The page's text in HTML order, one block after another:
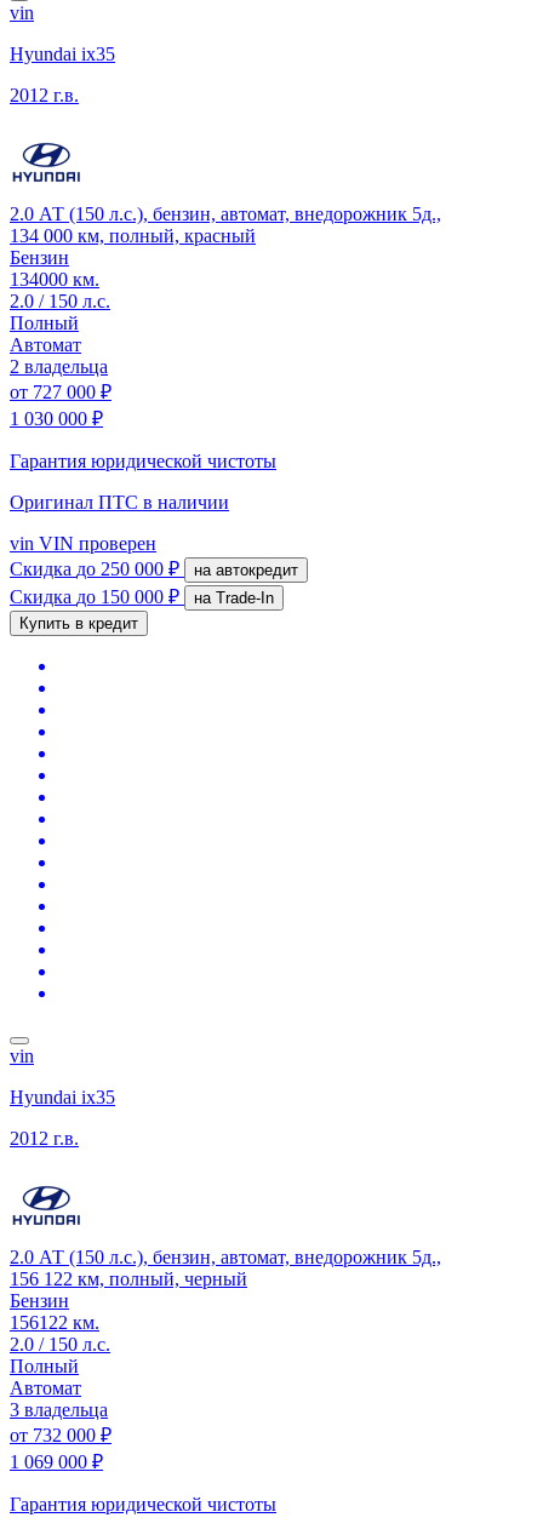
vin
Hyundai ix35
2012 г.в.
2.0 АТ (150 л.с.), бензин, автомат, внедорожник 5д.,
134 000 км, полный, красный
Бензин
134000 км.
2.0 / 150 л.с.
Полный
Автомат
2 владельца
от 727 000 ₽
1 030 000 ₽
Гарантия юридической чистоты
Оригинал ПТС в наличии
vin VIN проверен
Скидка до 250 000 ₽ на автокредит
Скидка до 150 000 ₽
на Trade-In
Купить в кредит
vin
Hyundai ix35
2012 г.в.
2.0 АТ (150 л.с.), бензин, автомат, внедорожник 5д.,
156 122 км, полный, черный
Бензин
156122 км.
2.0 / 150 л.с.
Полный
Автомат
3 владельца
от 732 000 ₽
1 069 000 ₽
Гарантия юридической чистоты